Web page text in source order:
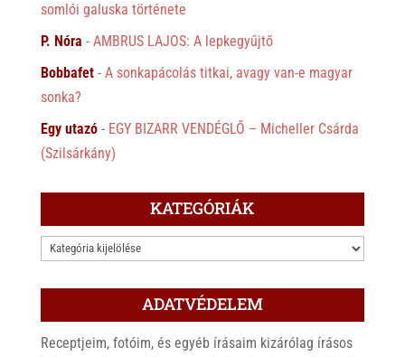
somlói galuska története
P. Nóra - AMBRUS LAJOS: A lepkegyűjtő
Bobbafet- A sonkapácolás titkai, avagy van-e magyar
sonka?
Egy utazó- EGY BIZARR VENDÉGLŐ – Micheller Csárda
(Szilsárkány)
KATEGÓRIÁK
KATEGÓRIÁK
ADATVÉDELEM
Receptjeim, fotóim, és egyéb írásaim kizárólag írásos